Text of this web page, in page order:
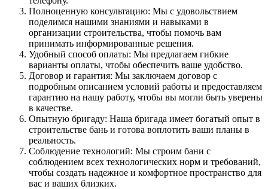
Полноценную консультацию: Мы с удовольствием
поделимся нашими знаниями и навыками в
организации строительства, чтобы помочь вам
принимать информированные решения.
Удобный способ оплаты: Мы предлагаем гибкие
варианты оплаты, чтобы обеспечить ваше удобство.
Договор и гарантия: Мы заключаем договор с
подробным описанием условий работы и предоставляем
гарантию на нашу работу, чтобы вы могли быть уверены
в качестве.
Опытную бригаду: Наша бригада имеет богатый опыт в
строительстве бань и готова воплотить ваши планы в
реальность.
Соблюдение технологий: Мы строим бани с
соблюдением всех технологических норм и требований,
чтобы создать надежное и комфортное пространство для
вас и ваших близких.